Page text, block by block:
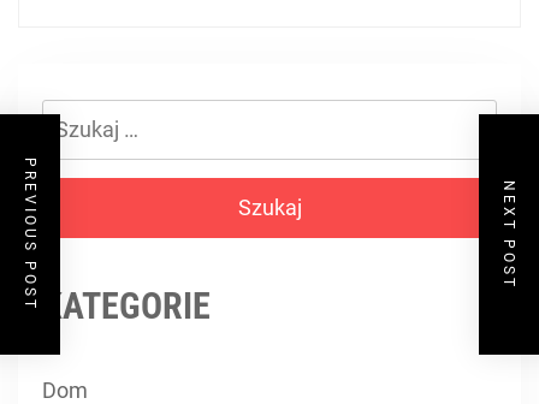
PREVIOUS POST NEXT POST
Szukaj:
KATEGORIE
Dom